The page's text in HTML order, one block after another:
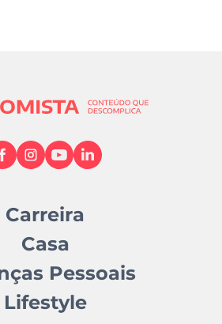
Carreira
Casa
Pessoais
Lifestyle